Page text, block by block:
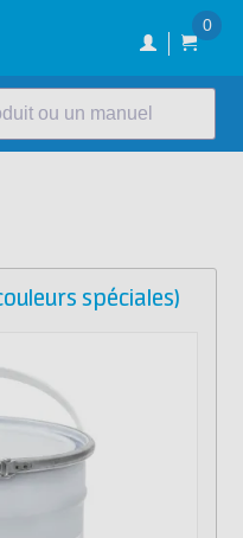
0
ou un manuel
spéciales)